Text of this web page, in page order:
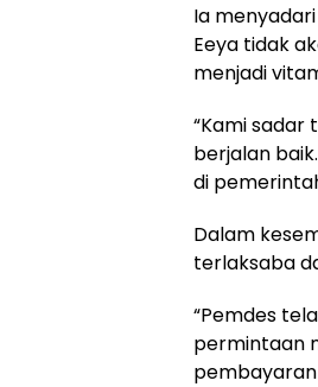
Ia
Eeya tidak
menjadi
“Kami
berjalan
di
Dalam
terlaksaba
“Pemdes
permintaan
pembayaran